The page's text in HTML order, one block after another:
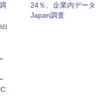
日
24％、企業内デー
Japan調査